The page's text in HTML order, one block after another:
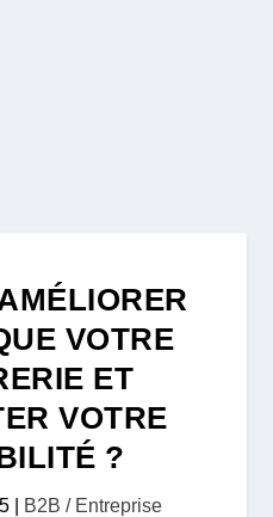
VOTRE
ET
VOTRE
?
| B2B / Entreprise